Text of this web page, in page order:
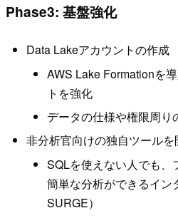
Phase3: 基盤強化
Data Lakeアカウントの作成
AWS Lake Formationを
トを強化
データの仕様や権限周り
非分析官向けの独自ツールを
SQLを使えない人でも、
簡単な分析ができるイン
SURGE）